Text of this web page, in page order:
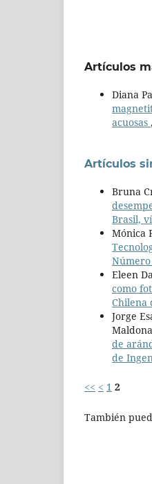
Artículos
Diana
acuosas ,
Artículos
Bruna
Brasil,
Mónica
Número
Eleen
como
Chilena
Jorge
de
de
<< < 1 2
También